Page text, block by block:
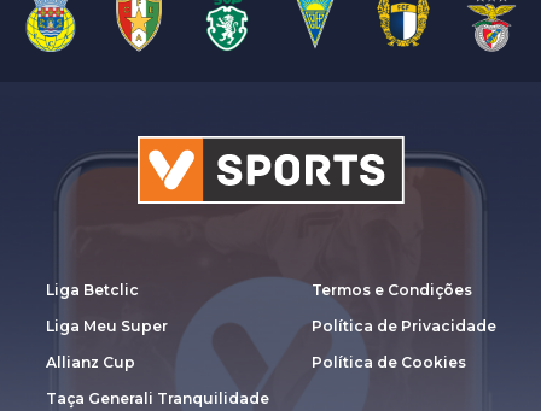
Liga Betclic
Liga Meu Super
Allianz Cup
Taça Generali Tranquilidade
Termos e Condições
Política de Privacidade
Política de Cookies